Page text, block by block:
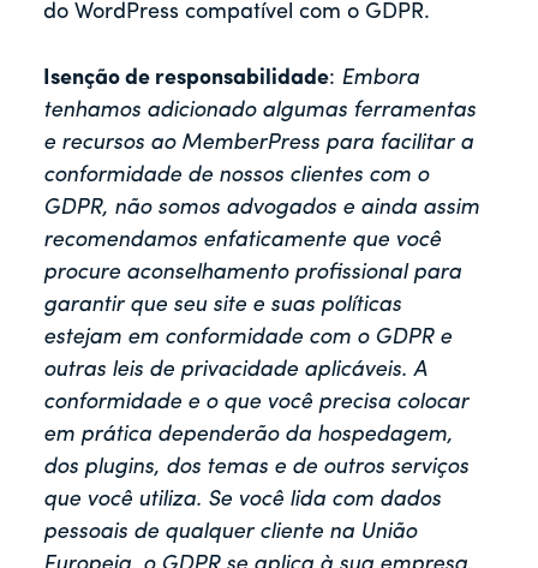
do WordPress compatível com o GDPR.
Isenção de responsabilidade: Embora
tenhamos adicionado algumas ferramentas
e recursos ao MemberPress para facilitar a
conformidade de nossos clientes com o
GDPR, não somos advogados e ainda assim
recomendamos enfaticamente que você
procure aconselhamento profissional para
garantir que seu site e suas políticas
estejam em conformidade com o GDPR e
outras leis de privacidade aplicáveis. A
conformidade e o que você precisa colocar
em prática dependerão da hospedagem,
dos plugins, dos temas e de outros serviços
que você utiliza. Se você lida com dados
pessoais de qualquer cliente na União